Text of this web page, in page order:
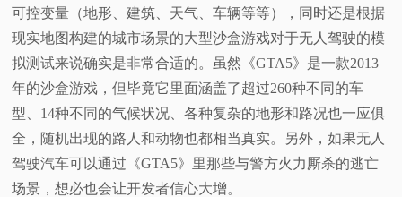
可控变量（地形、建筑、天气、车辆等等），同时还是根据
现实地图构建的城市场景的大型沙盒游戏对于无人驾驶的模
拟测试来说确实是非常合适的。虽然《GTA5》是一款2013
年的沙盒游戏，但毕竟它里面涵盖了超过260种不同的车
型、14种不同的气候状况、各种复杂的地形和路况也一应俱
全， 随机出现的路人和动物也都相当真实。另外，如果无人
驾驶汽车可以通过《GTA5》里那些与警方火力厮杀的逃亡
场景，想必也会让开发者信心大增。